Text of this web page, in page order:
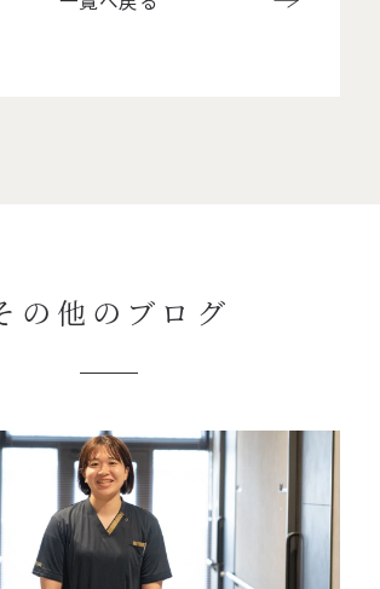
の他のブログ